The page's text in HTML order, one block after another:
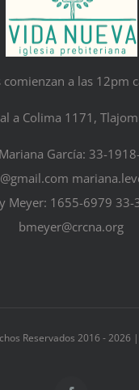
comienzan a las 12pm
a Colima 1171,
García: 33-
Meyer: 1655-6979
bmeyer@crcna.org
Reservados 2016 -2026 |